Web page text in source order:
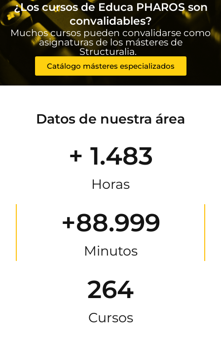
¿Los cursos de Educa PHAROS son
convalidables?
Muchos cursos pueden convalidarse como
asignaturas de los másteres de
Structuralia.
Catálogo másteres especializados
Datos de nuestra área
+ 1.483
Horas
+88.999
Minutos
264
Cursos